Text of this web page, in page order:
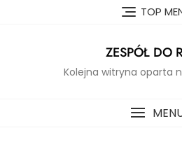
TOP
ZESPÓŁ DO
Kolejna witryna oparta